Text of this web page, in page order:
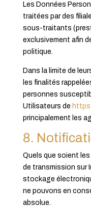
Les Données
traitées par des
sous-traitants
exclusivement afin
politique.
Dans la limite de
les finalités
personnes
Utilisateurs de
principalement les
8.
Quels que soient
de transmission sur
stockage
ne pouvons en
absolue.